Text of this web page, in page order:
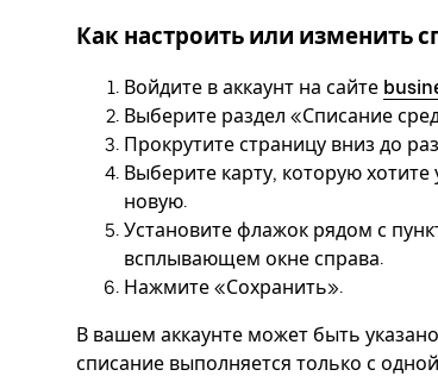
Как настроить или изменить
Войдите в аккаунт на сайте
Выберите раздел «Списание
Прокрутите страницу вниз до
Выберите карту, которую
новую.
Установите флажок рядом с
всплывающем окне справа.
Нажмите «Сохранить».
В вашем аккаунте может быть
списание выполняется только с